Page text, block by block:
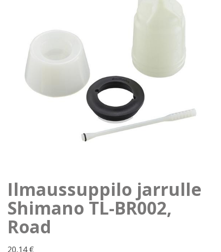
Ilmaussuppilo jarrulle
Shimano TL-BR002,
Road
20,14€